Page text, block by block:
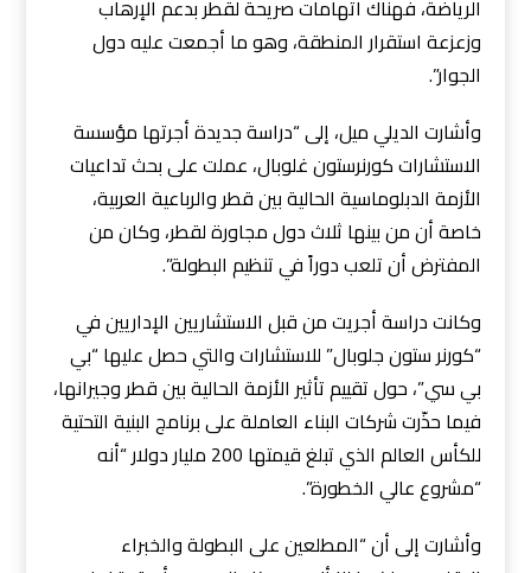
الرياضة، فهناك اتهامات صريحة لقطر بدعم الإرهاب
وزعزعة استقرار المنطقة، وهو ما أجمعت عليه دول
الجوار”.
وأشارت الديلي ميل، إلى “دراسة جديدة أجرتها مؤسسة
الاستشارات كورنرستون غلوبال، عملت على بحث تداعيات
الأزمة الدبلوماسية الحالية بين قطر والرباعية العربية،
خاصة أن من بينها ثلاث دول مجاورة لقطر، وكان من
المفترض أن تلعب دوراً في تنظيم البطولة”.
وكانت دراسة أجريت من قبل الاستشاريين الإداريين في
“كورنر ستون جلوبال” للاستشارات والتي حصل عليها “بي
بي سي”، حول تقييم تأثير الأزمة الحالية بين قطر وجيرانها،
فيما حذّرت شركات البناء العاملة على برنامج البنية التحتية
للكأس العالم الذي تبلغ قيمتها 200 مليار دولار “أنه
“مشروع عالي الخطورة”.
وأشارت إلى أن “المطلعين على البطولة والخبراء